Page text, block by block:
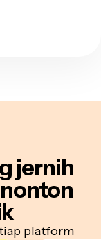
jernih
platform